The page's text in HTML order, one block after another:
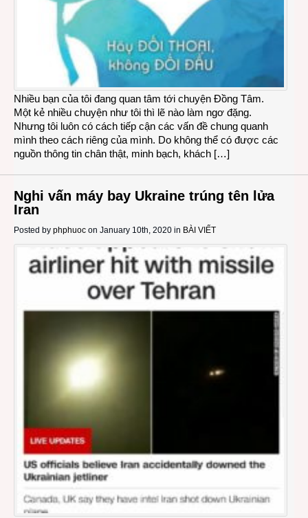
Nhiều bạn của tôi đang quan tâm tới chuyện Đồng Tâm.
Một kẻ nhiều chuyện như tôi thì lẽ nào làm ngơ đặng.
Nhưng tôi luôn có cách tiếp cận các vấn đề chung quanh
mình theo cách riêng của mình. Do không thể có được các
nguồn thông tin chân thật, minh bạch, khách […]
Nghi vấn máy bay Ukraine trúng tên lửa
Iran
Posted by phphuoc on January 10th, 2020 in BÀI VIẾT